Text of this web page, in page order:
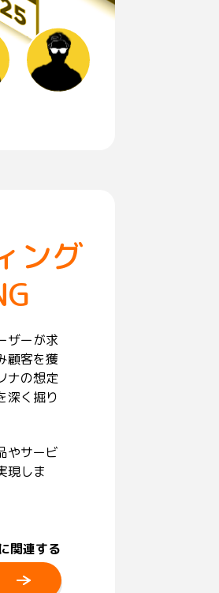
ング
ザーが求
顧客を獲
ナの想定
深く掘り
やサービ
現しま
関連する